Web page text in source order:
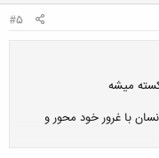
#5
میشه
با غرور خود محور و